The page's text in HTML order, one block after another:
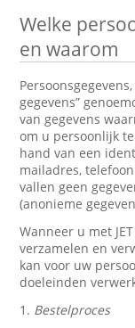
Welke
en waarom
gegevens”
van gegevens
om u persoonlijk
hand van een
mailadres,
vallen geen
(anonieme
Wanneer u met
verzamelen en
kan voor uw
doeleinden
1. Bestelproces